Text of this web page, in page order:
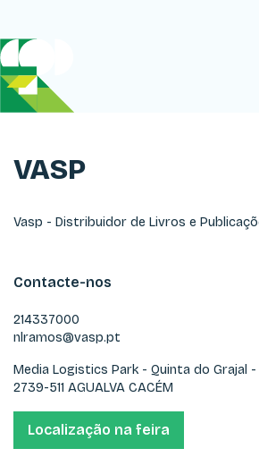
VASP
Vasp - Distribuidor de Livros e
Contacte-nos
214337000
nlramos@vasp.pt
Media Logistics Park - Quinta do Grajal -
2739-511 AGUALVA CACÉM
Localização na feira